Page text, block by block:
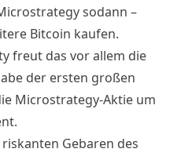
sodann –
Bitcoin kaufen.
freut das vor allem die
der ersten großen
Microstrategy-Aktie um
Gebaren des